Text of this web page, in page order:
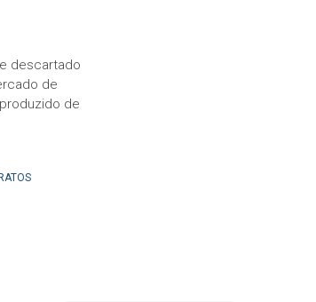
descartado
de
de